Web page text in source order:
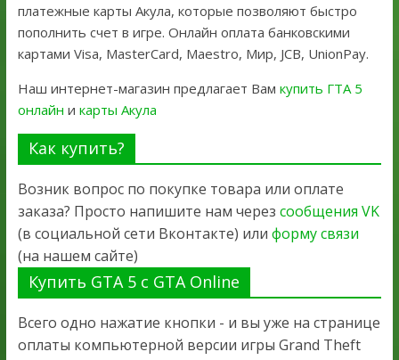
платежные карты Акула, которые позволяют быстро
пополнить счет в игре. Онлайн оплата банковскими
картами Visa, MasterCard, Maestro, Мир, JCB, UnionPay.
Наш интернет-магазин предлагает Вам купить ГТА 5
онлайн и карты Акула
Как купить?
Возник вопрос по покупке товара или оплате
заказа? Просто напишите нам через сообщения VK
(в социальной сети Вконтакте) или форму связи
(на нашем сайте)
Купить GTA 5 с GTA Online
Всего одно нажатие кнопки - и вы уже на странице
оплаты компьютерной версии игры Grand Theft